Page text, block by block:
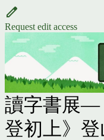
Request edit access
讀字書展—
登初上》